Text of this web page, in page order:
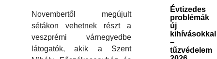
Novembertől megújult
sétákon vehetnek részt a
veszprémi várnegyedbe
látogatók, akik a Szent
Évtizedes
problémák
új
kihívásokkal
–
tűzvédelem